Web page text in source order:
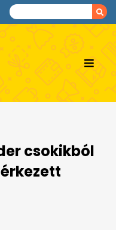
csokikból